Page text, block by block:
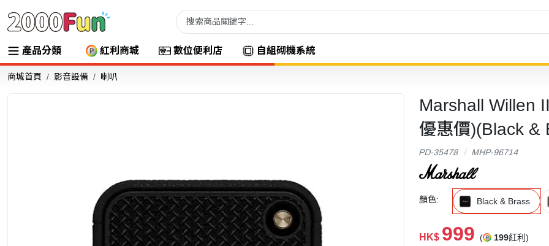
產品分類 紅利商城 數位便利店 自組砌機系統
商城首頁 影音設備 喇叭
Marshall Willen
優惠價)(Black &
PD-35478 MHP-96714
顏色: Black & Brass
HK$ 999 ( 199紅利)